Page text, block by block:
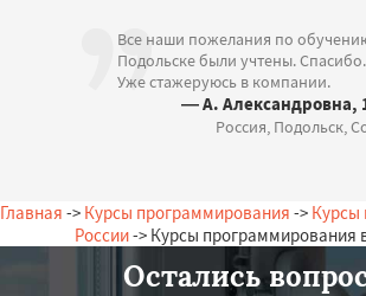
Все наши пожелания по
Подольске были учтены.
Уже стажеруюсь в компании.
— А. Александровна,
Россия, Подольск,
Главная -> Курсы программирования -> Курсы
России-> Курсы программирования
Остались